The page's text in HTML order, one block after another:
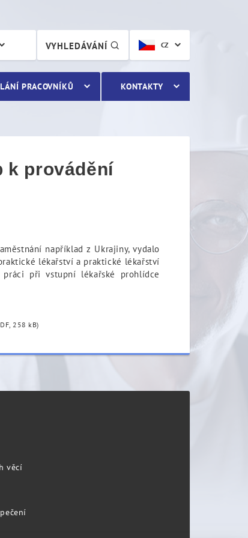
CZ
VYHLEDÁVÁNÍ
PRACOVNÍKŮ KONTAKTY
k provádění
například z Ukrajiny, vydalo
lékařství a praktické lékařství
při vstupní lékařské prohlídce
258 kB)
věcí